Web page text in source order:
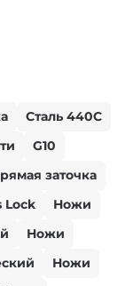
Сталь 440С
G10
заточка
Lock
Ножи
Ножи
Ножи